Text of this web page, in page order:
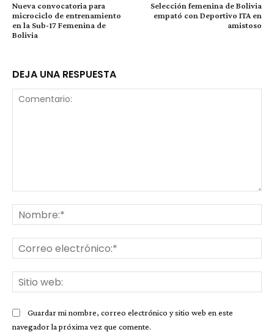
Nueva convocatoria para
microciclo de entrenamiento
en la Sub-17 Femenina de
Bolivia
Selección femenina de Bolivia
empató con Deportivo ITA en
amistoso
DEJA UNA RESPUESTA
Guardar mi nombre, correo electrónico y sitio web en este
navegador la próxima vez que comente.